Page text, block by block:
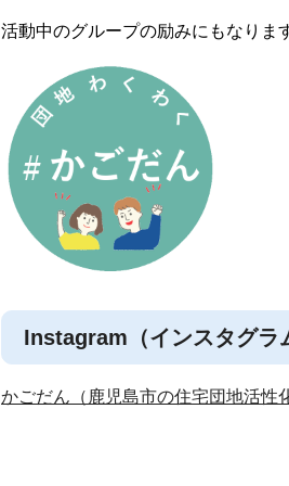
活動中のグループの励みにもなりま
Instagram（インスタグラ
かごだん（鹿児島市の住宅団地活性